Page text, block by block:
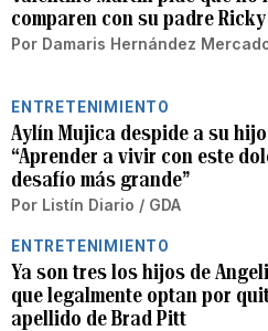
comparen con su padre
Por Damaris Hernández
ENTRETENIMIENTO
Aylín Mujica despide a su
“Aprender a vivir con este
desafío más grande”
Por Listín Diario / GDA
ENTRETENIMIENTO
Ya son tres los hijos de
que legalmente optan por
apellido de Brad Pitt